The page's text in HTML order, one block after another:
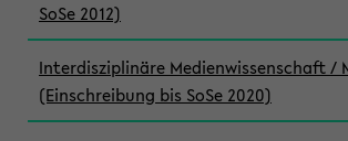
SoSe 2012)
Interdisziplinäre Medienwissenschaft /
(Einschreibung bis SoSe 2020)